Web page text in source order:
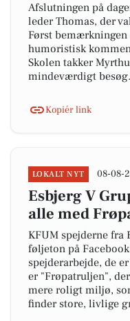
Afslutningen på
leder Thomas, der
Først bemærkningen
humoristisk
Skolen takker
mindeværdigt besøg.
Kopiér link
LOKALT NYT 08-08-
Esbjerg V
alle med
KFUM spejderne fra
føljeton på
spejderarbejde, de
er "Frøpatruljen",
mere roligt miljø,
finder store, livlige